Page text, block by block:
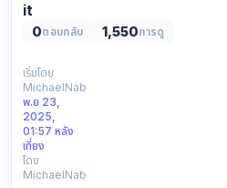
it
was
earlier
posting
a
note
about
it
kind
เริ่มโดย
MichaelNab
พ.ย 23,
2025,
01:57 หลัง
เที่ยง
โดย
MichaelNab
0ตอบกลับ 1,550การดู